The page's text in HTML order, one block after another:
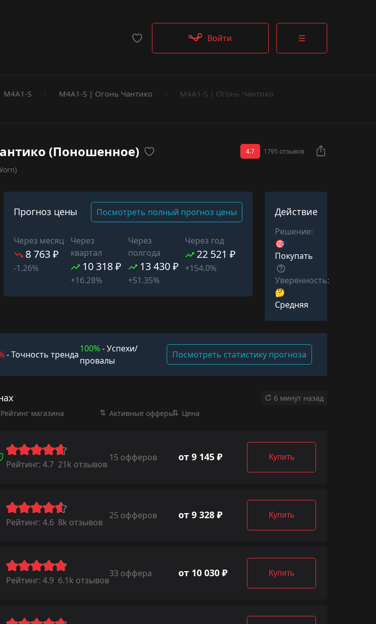
☰
Войти
M4A1-S M4A1-S | Огонь Чантико
M4A1-S | Огонь Чантико
(Поношенное) 4.7 1795 отзывов
Прогноз цены Посмотреть полный прогноз цены
Через месяц
8 763 ₽
-1.26%
Через
квартал
10 318 ₽
+16.28%
Через
полгода
13 430 ₽
+51.35%
Через год
22 521 ₽
+154.0%
Действие
Решение:
🎯
Покупать
Уверенность:
🤔
Средняя
- Точность тренда
100%- Успехи/
провалы
Посмотреть статистику прогноза
6 минут назад
Рейтинг магазина Активные офферы Цена
Рейтинг: 4.7 21k отзывов
15 офферов от 9 145 ₽ Купить
Рейтинг: 4.6 8k отзывов
25 офферов от 9 328 ₽ Купить
Рейтинг: 4.9 6.1k отзывов
33 оффера от 10 030 ₽ Купить